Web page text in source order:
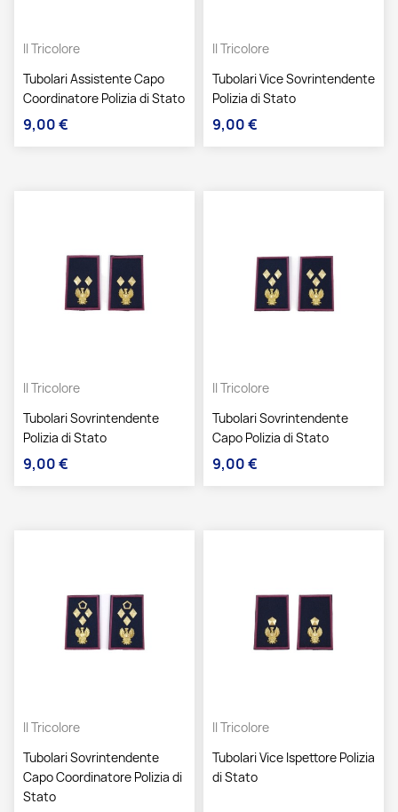
Il Tricolore
Tubolari Assistente Capo
Coordinatore Polizia di Stato
Prezzo
9,00 €
Il Tricolore
Tubolari Vice Sovrintendente
Polizia di Stato
Prezzo
9,00 €
Il Tricolore
Tubolari Sovrintendente
Polizia di Stato
Prezzo
9,00 €
Il Tricolore
Tubolari Sovrintendente
Capo Polizia di Stato
Prezzo
9,00 €
Il Tricolore
Tubolari Sovrintendente
Capo Coordinatore Polizia di
Stato
Il Tricolore
Tubolari Vice Ispettore Polizia
di Stato